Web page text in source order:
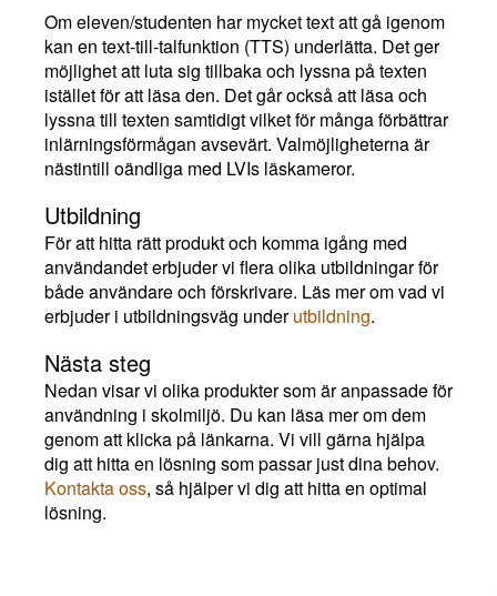
Om eleven/studenten har mycket text att gå igenom
kan en text-till-talfunktion (TTS) underlätta. Det ger
möjlighet att luta sig tillbaka och lyssna på texten
istället för att läsa den. Det går också att läsa och
lyssna till texten samtidigt vilket för många förbättrar
inlärningsförmågan avsevärt. Valmöjligheterna är
nästintill oändliga med LVIs läskameror.
Utbildning
För att hitta rätt produkt och komma igång med
användandet erbjuder vi flera olika utbildningar för
både användare och förskrivare. Läs mer om vad vi
erbjuder i utbildningsväg underutbildning.
Nästa steg
Nedan visar vi olika produkter som är anpassade för
användning i skolmiljö. Du kan läsa mer om dem
genom att klicka på länkarna. Vi vill gärna hjälpa
dig att hitta en lösning som passar just dina behov.
Kontakta oss, så hjälper vi dig att hitta en optimal
lösning.